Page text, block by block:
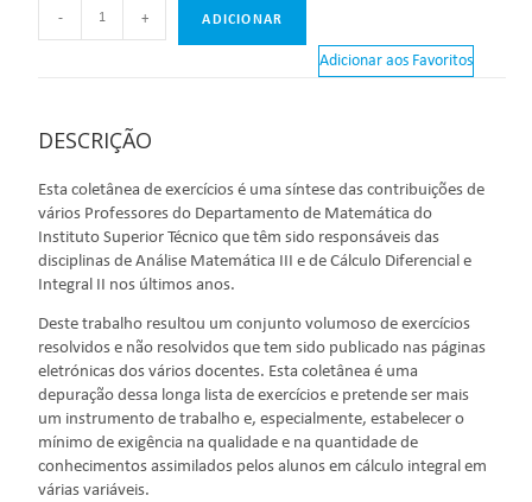
- + ADICIONAR
Adicionar aos Favoritos
DESCRIÇÃO
Esta coletânea de exercícios é uma síntese das contribuições de
vários Professores do Departamento de Matemática do
Instituto Superior Técnico que têm sido responsáveis das
disciplinas de Análise Matemática III e de Cálculo Diferencial e
Integral II nos últimos anos.
Deste trabalho resultou um conjunto volumoso de exercícios
resolvidos e não resolvidos que tem sido publicado nas páginas
eletrónicas dos vários docentes. Esta coletânea é uma
depuração dessa longa lista de exercícios e pretende ser mais
um instrumento de trabalho e, especialmente, estabelecer o
mínimo de exigência na qualidade e na quantidade de
conhecimentos assimilados pelos alunos em cálculo integral em
várias variáveis.